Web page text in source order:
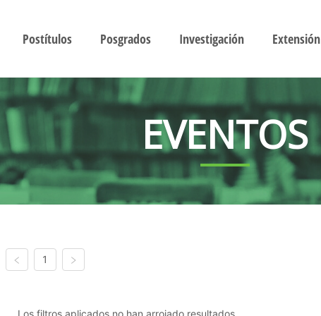
Postítulos Posgrados Investigación Extensión
EVENTOS
1
Los filtros aplicados no han arrojado resultados